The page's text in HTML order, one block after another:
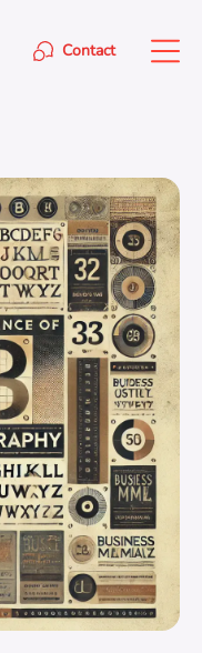
Contact